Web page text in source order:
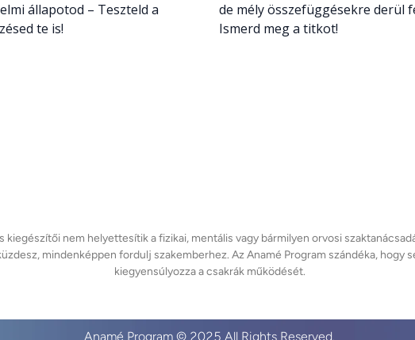
állapotod – Teszteld a
te is!
de mély összefüggésekre derül
Ismerd meg a titkot!
kiegészítői nem helyettesítik a fizikai, mentális vagy bármilyen orvosi
mindenképpen fordulj szakemberhez. Az Anamé Program szándéka, hogy
Anamé Program © 2025 All Rights Reserved.